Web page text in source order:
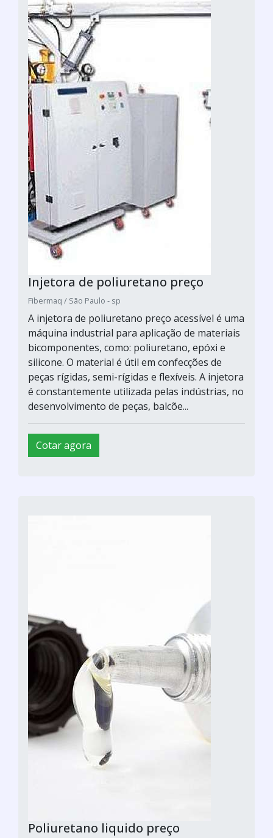
Injetora de poliuretano preço
Fibermaq / São Paulo - sp
A injetora de poliuretano preço acessível é uma
máquina industrial para aplicação de materiais
bicomponentes, como: poliuretano, epóxi e
silicone. O material é útil em confecções de
peças rígidas, semi-rígidas e flexíveis. A injetora
é constantemente utilizada pelas indústrias, no
desenvolvimento de peças, balcõe...
Cotar agora
Poliuretano liquido preço